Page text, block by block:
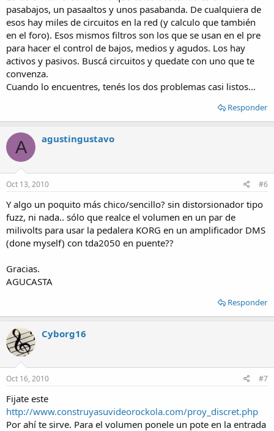
pasabajos, un pasaaltos y unos pasabanda. De cualquiera de
esos hay miles de circuitos en la red (y calculo que también
en el foro). Esos mismos filtros son los que se usan en el pre
para hacer el control de bajos, medios y agudos. Los hay
activos y pasivos. Buscá circuitos y quedate con uno que te
convenza.
Cuando lo encuentres, tenés los dos problemas casi listos...
Responder
A agustingustavo
Oct 13, 2010 #6
Y algo un poquito más chico/sencillo? sin distorsionador tipo
fuzz, ni nada.. sólo que realce el volumen en un par de
milivolts para usar la pedalera KORG en un amplificador DMS
(done myself) con tda2050 en puente??
Gracias.
AGUCASTA
Responder
Cyborg16
Oct 16, 2010 #7
Fijate este
http://www.construyasuvideorockola.com/proy_discret.php
Por ahí te sirve. Para el volumen ponele un pote en la entrada